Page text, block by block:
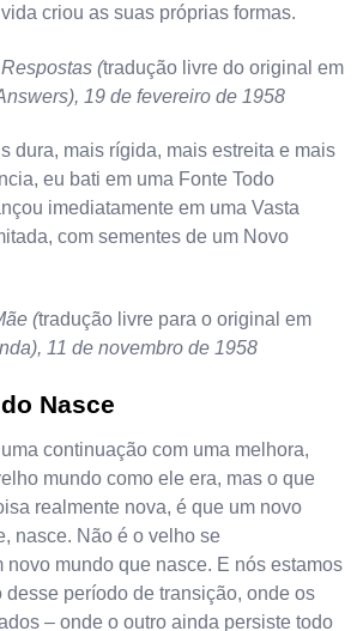
criou as suas próprias formas.
(tradução livre do original em
19 de fevereiro de 1958
dura, mais rígida, mais estreita e mais
eu bati em uma Fonte Todo
imediatamente em uma Vasta
com sementes de um Novo
(tradução livre para o original em
11 de novembro de 1958
Nasce
continuação com uma melhora,
mundo como ele era, mas o que
realmente nova, é que um novo
nasce. Não é o velho se
novo mundo que nasce. E nós estamos
desse período de transição, onde os
– onde o outro ainda persiste todo